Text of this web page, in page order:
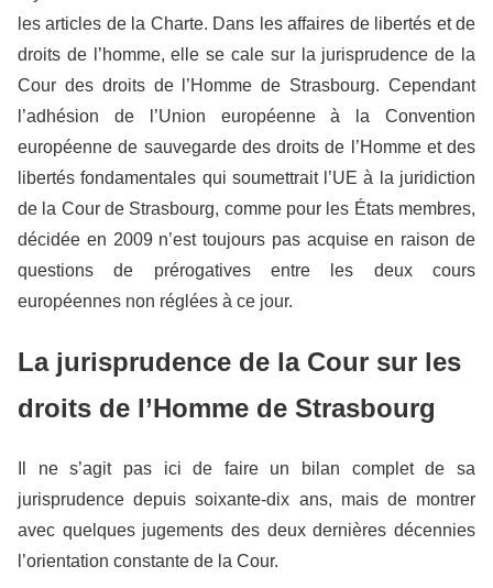
les articles de la Charte. Dans les affaires de libertés et de
droits de l’homme, elle se cale sur la jurisprudence de la
Cour des droits de l’Homme de Strasbourg. Cependant
l’adhésion de l’Union européenne à la Convention
européenne de sauvegarde des droits de l’Homme et des
libertés fondamentales qui soumettrait l’UE à la juridiction
de la Cour de Strasbourg, comme pour les États membres,
décidée en 2009 n’est toujours pas acquise en raison de
questions de prérogatives entre les deux cours
européennes non réglées à ce jour.
La jurisprudence de la Cour sur les
droits de l’Homme de Strasbourg
Il ne s’agit pas ici de faire un bilan complet de sa
jurisprudence depuis soixante-dix ans, mais de montrer
avec quelques jugements des deux dernières décennies
l’orientation constante de la Cour.